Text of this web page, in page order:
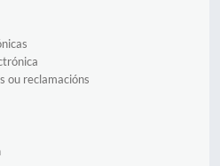
ou reclamacións